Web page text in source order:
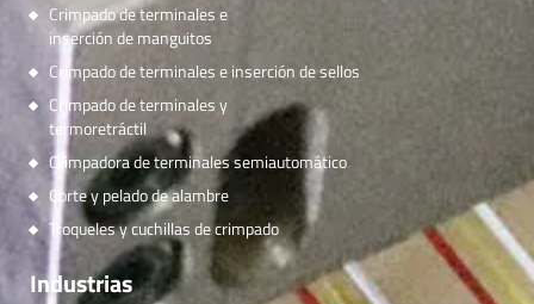
Crimpado de terminales e
inserción de manguitos
Crimpado de terminales e inserción de sellos
Crimpado de terminales y
termoretráctil
Crimpadora de terminales semiautomático
Corte y pelado de alambre
Troqueles y cuchillas de crimpado
Industrias